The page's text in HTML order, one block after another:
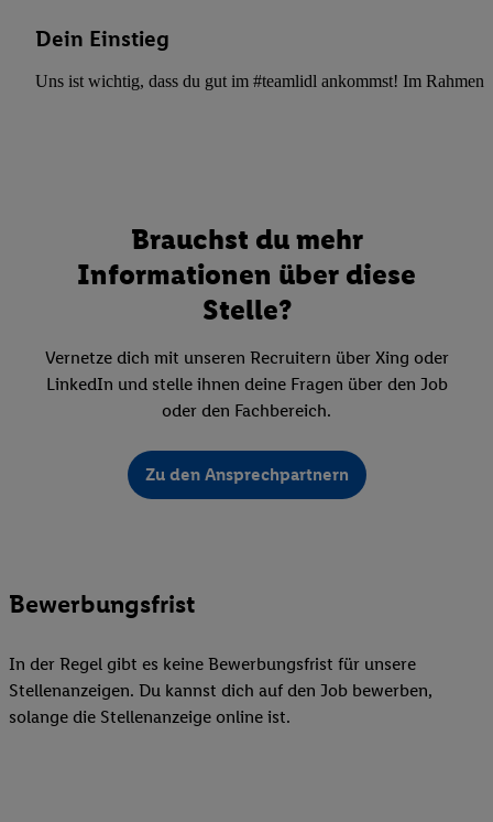
Dein Einstieg
Uns ist wichtig, dass du gut im #teamlidl ankommst! Im Rahmen
Brauchst du mehr
Informationen über diese
Stelle?
Vernetze dich mit unseren Recruitern über Xing oder
LinkedIn und stelle ihnen deine Fragen über den Job
oder den Fachbereich.
Zu den Ansprechpartnern
Bewerbungsfrist
In der Regel gibt es keine Bewerbungsfrist für unsere
Stellenanzeigen. Du kannst dich auf den Job bewerben,
solange die Stellenanzeige online ist.